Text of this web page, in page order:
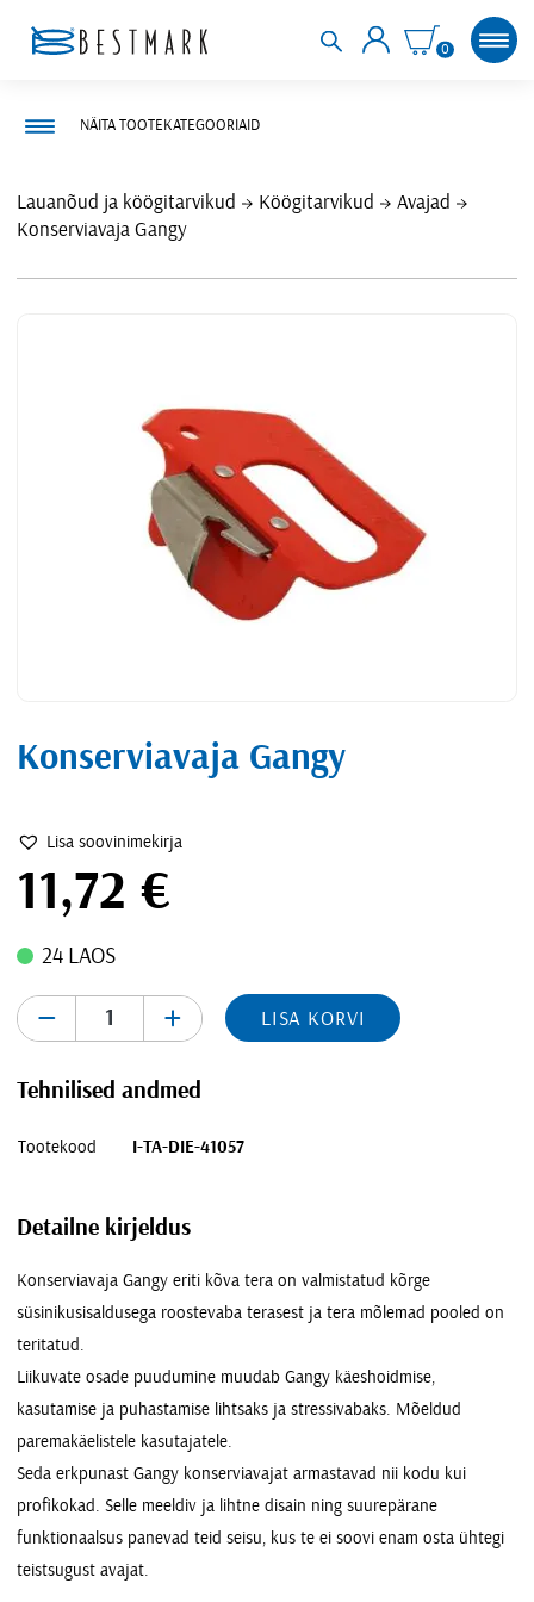
0
Lauanõud ja köögitarvikud Köögitarvikud
Avajad
Konserviavaja Gangy
Konserviavaja Gangy
Lisa soovinimekirja
11,72 €
24 LAOS
- + LISA KORVI
Tehnilised andmed
Tootekood I-TA-DIE-41057
Detailne kirjeldus
Konserviavaja Gangy eriti kõva tera on valmistatud kõrge
süsinikusisaldusega roostevaba terasest ja tera mõlemad pooled on
teritatud.
Liikuvate osade puudumine muudab Gangy käeshoidmise,
kasutamise ja puhastamise lihtsaks ja stressivabaks. Mõeldud
paremakäelistele kasutajatele.
Seda erkpunast Gangy konserviavajat armastavad nii kodu kui
profikokad. Selle meeldiv ja lihtne disain ning suurepärane
funktionaalsus panevad teid seisu, kus te ei soovi enam osta ühtegi
teistsugust avajat.
NÄITA TOOTEKATEGOORIAID